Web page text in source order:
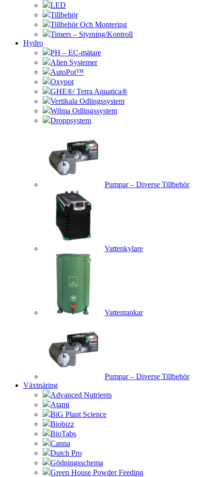
LED
Tillbehör
Tillbehör Och Montering
Timers – Styrning/Kontroll
Hydro
PH – EC-mätare
Alien Systemer
AutoPot™
Oxypot
GHE®/ Terra Aquatica®
Vertikala Odlingssystem
Wilma Odlingssystem
Droppsystem
Pumpar – Diverse Tillbehör
Vattenkylare
Vattentankar
Pumpar – Diverse Tillbehör
Växtnäring
Advanced Nutrients
Atami
BiG Plant Science
Biobizz
BioTabs
Canna
Dutch Pro
Gödningsschema
Green House Powder Feeding